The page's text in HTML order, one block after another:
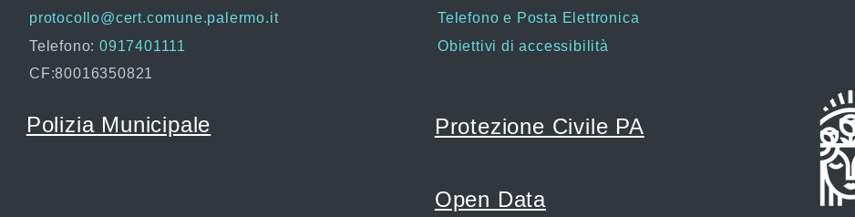
protocollo@cert.comune.palermo.it
Telefono: 0917401111
CF:80016350821
Polizia Municipale
Telefono e Posta Elettronica
Obiettivi di accessibilità
Protezione Civile PA
Open Data